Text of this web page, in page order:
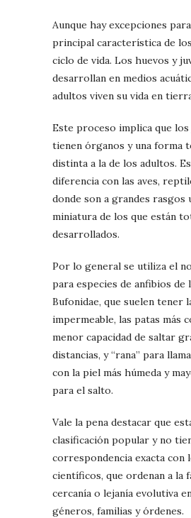
Aunque hay excepciones
principal característica de
ciclo de vida. Los huevos y
desarrollan en medios
adultos viven su vida en
Este proceso implica que los
tienen órganos y una forma
distinta a la de los adultos.
diferencia con las aves,
donde son a grandes rasgos
miniatura de los que están
desarrollados.
Por lo general se utiliza el
para especies de anfibios de
Bufonidae, que suelen tener
impermeable, las patas más
menor capacidad de saltar
distancias, y “rana” para
con la piel más húmeda y
para el salto.
Vale la pena destacar que
clasificación popular y no
correspondencia exacta con
científicos, que ordenan a la
cercanía o lejanía evolutiva
géneros, familias y órdenes.